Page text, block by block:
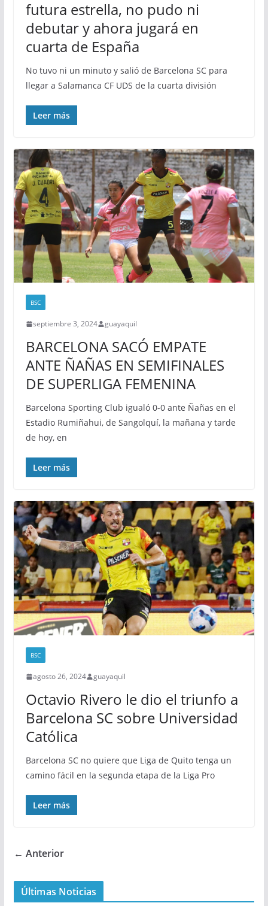
futura estrella, no pudo ni
debutar y ahora jugará en
cuarta de España
No tuvo ni un minuto y salió de Barcelona SC para
llegar a Salamanca CF UDS de la cuarta división
Leer más
BSC
septiembre 3, 2024 guayaquil
BARCELONA SACÓ EMPATE
ANTE ÑAÑAS EN SEMIFINALES
DE SUPERLIGA FEMENINA
Barcelona Sporting Club igualó 0-0 ante Ñañas en el
Estadio Rumiñahui, de Sangolquí, la mañana y tarde
de hoy, en
Leer más
BSC
agosto 26, 2024 guayaquil
Octavio Rivero le dio el triunfo a
Barcelona SC sobre Universidad
Católica
Barcelona SC no quiere que Liga de Quito tenga un
camino fácil en la segunda etapa de la Liga Pro
Leer más
← Anterior
Últimas Noticias